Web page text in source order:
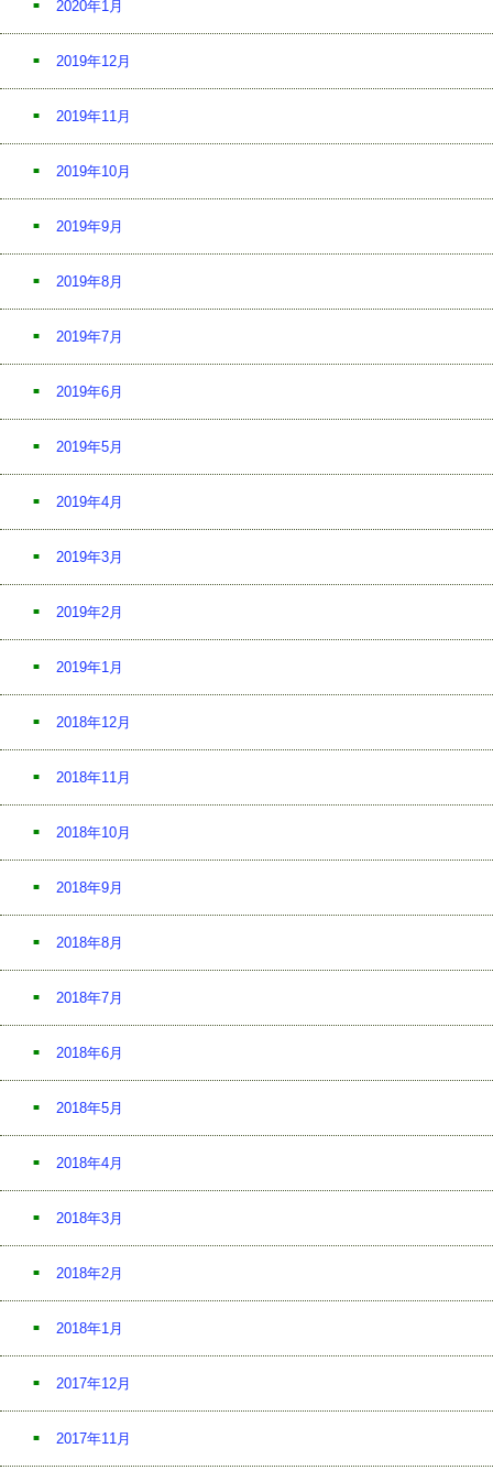
2020年1月
2019年12月
2019年11月
2019年10月
2019年9月
2019年8月
2019年7月
2019年6月
2019年5月
2019年4月
2019年3月
2019年2月
2019年1月
2018年12月
2018年11月
2018年10月
2018年9月
2018年8月
2018年7月
2018年6月
2018年5月
2018年4月
2018年3月
2018年2月
2018年1月
2017年12月
2017年11月